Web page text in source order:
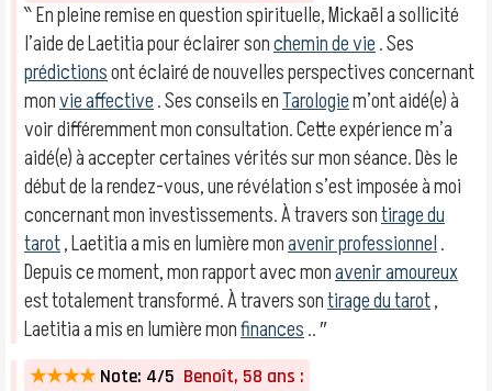
‶ En pleine remise en question spirituelle, Mickaël a sollicité
l’aide de Laetitia pour éclairer sonchemin de vie. Ses
prédictionsont éclairé de nouvelles perspectives concernant
monvie affective. Ses conseils enTarologiem’ont aidé(e) à
voir différemment mon consultation. Cette expérience m’a
aidé(e) à accepter certaines vérités sur mon séance. Dès le
début de la rendez-vous, une révélation s’est imposée à moi
concernant mon investissements. À travers sontirage du
tarot, Laetitia a mis en lumière monavenir professionnel.
Depuis ce moment, mon rapport avec monavenir amoureux
est totalement transformé. À travers sontirage du tarot,
Laetitia a mis en lumière monfinances.. ″
★★★★ Note: 4/5 Benoît, 58 ans :